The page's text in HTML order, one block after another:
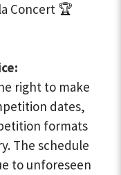
Concert 🏆
right to make
dates,
formats
The schedule
to unforeseen